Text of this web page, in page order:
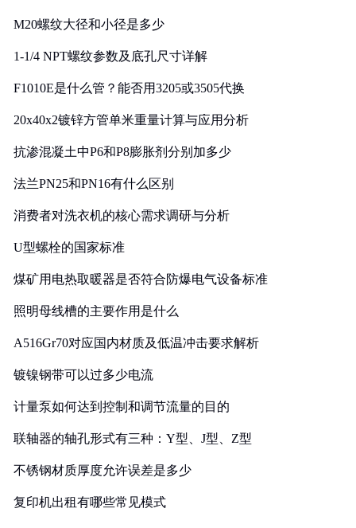
M20螺纹大径和小径是多少
1-1/4 NPT螺纹参数及底孔尺寸详解
F1010E是什么管？能否用3205或3505代换
20x40x2镀锌方管单米重量计算与应用分析
抗渗混凝土中P6和P8膨胀剂分别加多少
法兰PN25和PN16有什么区别
消费者对洗衣机的核心需求调研与分析
U型螺栓的国家标准
煤矿用电热取暖器是否符合防爆电气设备标准
照明母线槽的主要作用是什么
A516Gr70对应国内材质及低温冲击要求解析
镀镍钢带可以过多少电流
计量泵如何达到控制和调节流量的目的
联轴器的轴孔形式有三种：Y型、J型、Z型
不锈钢材质厚度允许误差是多少
复印机出租有哪些常见模式